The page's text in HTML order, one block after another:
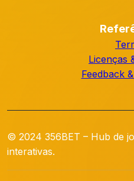
Licenças
Feedback
© 2024 356BET – Hub de
interativas.